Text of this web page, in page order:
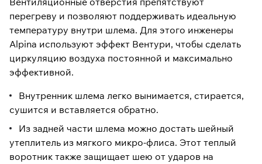
перегреву и позволяют поддерживать идеальную
температуру внутри шлема. Для этого инженеры
Alpina используют эффект Вентури, чтобы сделать
циркуляцию воздуха постоянной и максимально
эффективной.
Внутренник шлема легко вынимается, стирается,
сушится и вставляется обратно.
Из задней части шлема можно достать шейный
утеплитель из мягкого микро-флиса. Этот теплый
воротник также защищает шею от ударов на